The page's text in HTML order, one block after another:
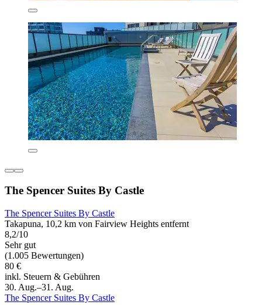
The Spencer Suites By Castle
The Spencer Suites By Castle
Takapuna, 10,2 km von Fairview Heights entfernt
8,2/10
Sehr gut
(1.005 Bewertungen)
80 €
inkl. Steuern & Gebühren
30. Aug.–31. Aug.
The Spencer Suites By Castle